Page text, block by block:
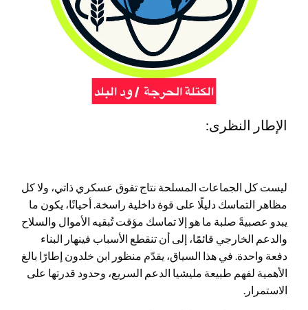
الإطار النظرى:
ليست كل الجماعات المسلحة نتاج تفوق عسكري ذاتي، ولا كل
مظاهر التماسك دليلًا على قوة داخلية راسخة. أحيانًا، يكون ما
يبدو عصبيةً صلبة ما هو إلا تماسك مؤقت تُبقيه الأموال والسلاح
والدعم الخارجي قائمًا، إلى أن تنقطع الأسباب فينهار البناء
دفعة واحدة. في هذا السياق، يقدّم منظور ابن خلدون إطارًا بالغ
الأهمية لفهم طبيعة مليشيا الدعم السريع، وحدود قدرتها على
الاستمرار.